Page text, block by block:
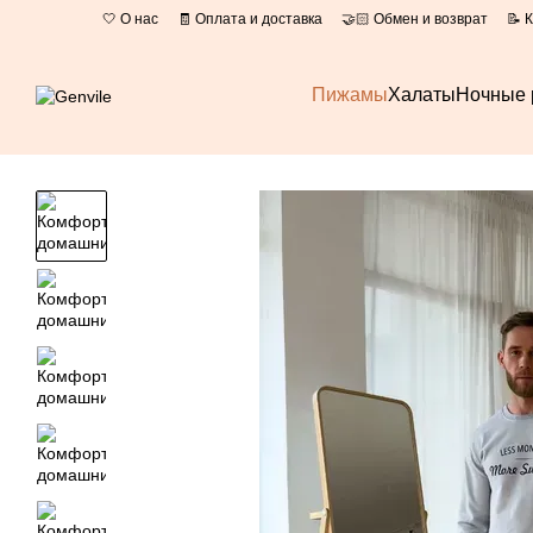
Перейти к основному контенту
🤍 О нас 🧾 Оплата и доставка 🤝🏻 Обмен и возврат
📝
ПижамыХалатыНочные